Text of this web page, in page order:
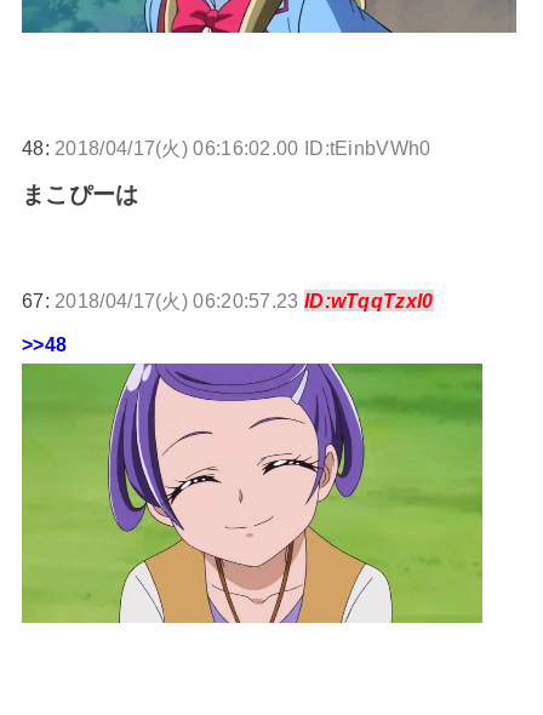
48: 2018/04/17(火) 06:16:02.00 ID:tEinbVWh0
まこぴーは
67: 2018/04/17(火) 06:20:57.23 ID:wTqqTzxl0
>>48